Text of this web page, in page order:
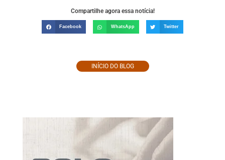
Compartilhe agora essa notícia!
Facebook WhatsApp Twitter
INÍCIO DO BLOG